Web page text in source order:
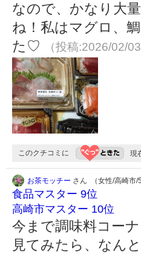
なので、かなり大
ね！私はマグロ、
た♡
（投稿:2026/02/
このクチコミに 現
お茶モッチー さん （女性/高崎市/
食品マスター 9位
高崎市マスター 10位
今まで調味料コー
見てみたら、なん